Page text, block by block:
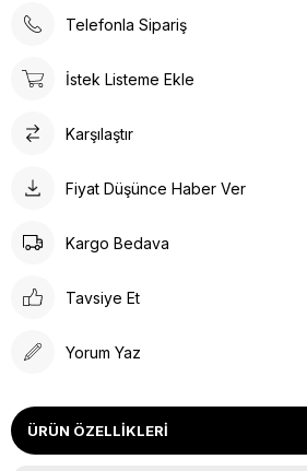
Telefonla Sipariş
İstek Listeme Ekle
Karşılaştır
Fiyat Düşünce Haber Ver
Kargo Bedava
Tavsiye Et
Yorum Yaz
ÜRÜN ÖZELLIKLERI